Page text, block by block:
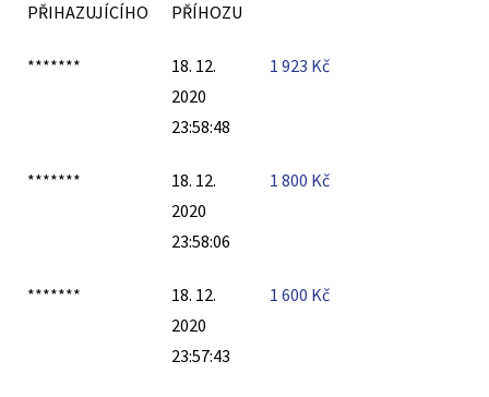
PŘIHAZUJÍCÍHO
PŘÍHOZU
*******
18. 12.
2020
23:58:48
1 923 Kč
*******
18. 12.
2020
23:58:06
1 800 Kč
*******
18. 12.
2020
23:57:43
1 600 Kč